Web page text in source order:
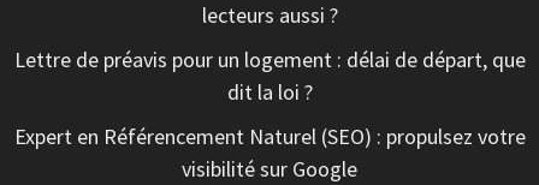
lecteurs aussi ?
Lettre de préavis pour un logement : délai de départ, que
dit la loi ?
Expert en Référencement Naturel (SEO) : propulsez votre
visibilité sur Google